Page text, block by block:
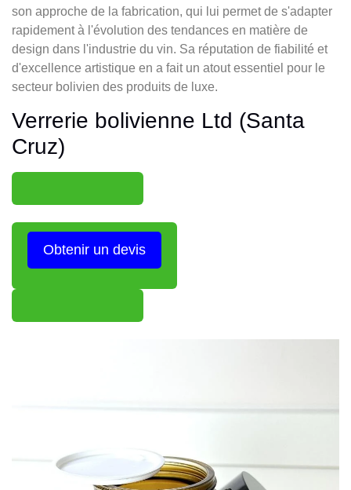
son approche de la fabrication, qui lui permet de s'adapter
rapidement à l'évolution des tendances en matière de
design dans l'industrie du vin. Sa réputation de fiabilité et
d'excellence artistique en a fait un atout essentiel pour le
secteur bolivien des produits de luxe.
Verrerie bolivienne Ltd (Santa
Cruz)
Obtenir un devis